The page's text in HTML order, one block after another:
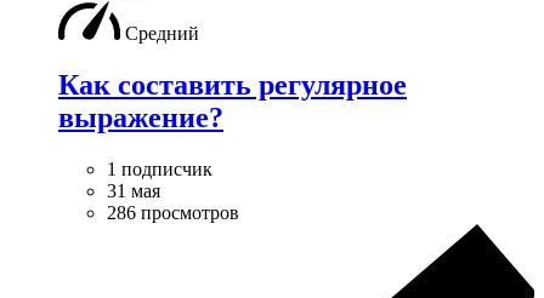
Средний
Как составить регулярное
выражение?
1 подписчик
31 мая
286 просмотров